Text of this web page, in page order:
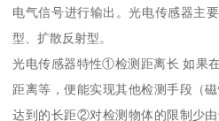
电气信号进行输出。光电传感器主
型、扩散反射型。
光电传感器特性①检测距离长 如果
距离等，便能实现其他检测手段（
达到的长距②对检测物体的限制少